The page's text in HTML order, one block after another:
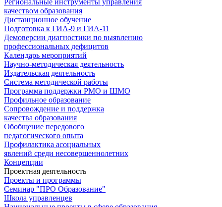
Региональные инструменты управления
качеством образования
Дистанционное обучение
Подготовка к ГИА-9 и ГИА-11
Демоверсии диагностики по выявлению
профессиональных дефицитов
Календарь мероприятий
Научно-методическая деятельность
Издательская деятельность
Система методической работы
Программа поддержки РМО и ШМО
Профильное образование
Сопровождение и поддержка
качества образования
Обобщение передового
педагогического опыта
Профилактика асоциальных
явлений среди несовершеннолетних
Концепции
Проектная деятельность
Проекты и программы
Семинар "ПРО Образование"
Школа управленцев